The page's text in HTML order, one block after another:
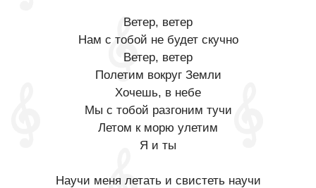
Ветер, ветер
Нам с тобой не будет скучно
Ветер, ветер
Полетим вокруг Земли
Хочешь, в небе
Мы с тобой разгоним тучи
Летом к морю улетим
Я и ты
Научи меня летать и свистеть научи